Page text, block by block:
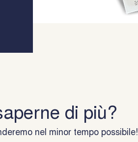
di più?
nel minor tempo possibile!